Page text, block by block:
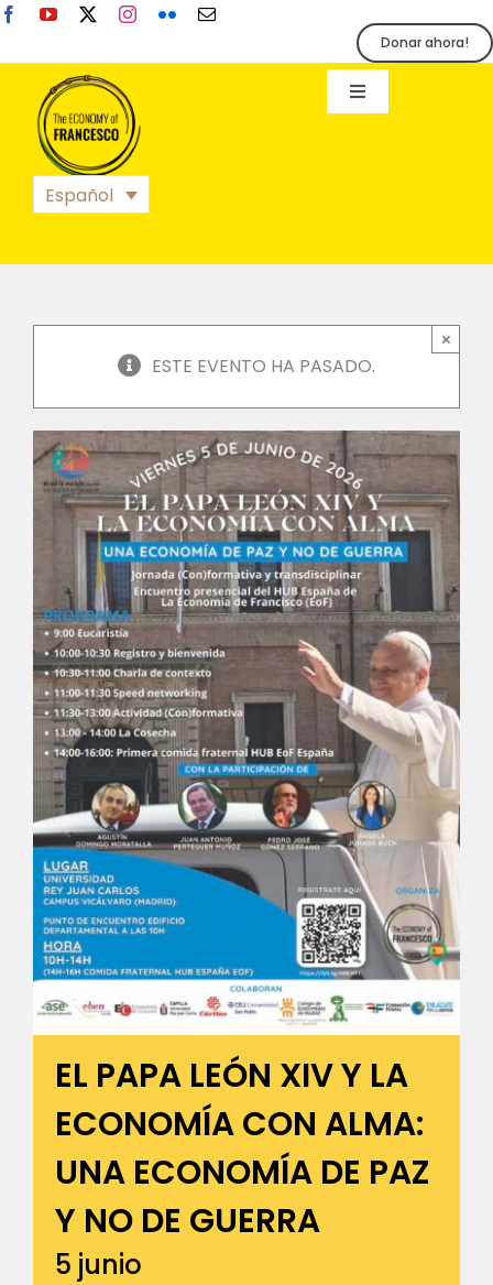
Skip
content
Donar ahora!
Toggle
EoF
BLOG
ORGANIZACIÓN
Español
ESTE EVENTO HA PASADO.
×
EL PAPA LEÓN XIV Y LA
ECONOMÍA CON ALMA:
UNA ECONOMÍA DE PAZ
Y NO DE GUERRA
5 junio